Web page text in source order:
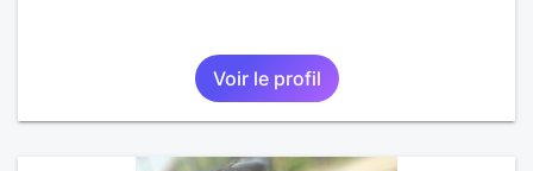
Voir le profil